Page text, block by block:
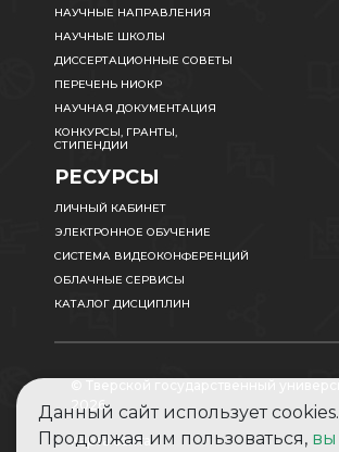
НАУЧНЫЕ НАПРАВЛЕНИЯ
НАУЧНЫЕ ШКОЛЫ
ДИССЕРТАЦИОННЫЕ СОВЕТЫ
ПЕРЕЧЕНЬ НИОКР
НАУЧНАЯ ДОКУМЕНТАЦИЯ
КОНКУРСЫ, ГРАНТЫ,
СТИПЕНДИИ
РЕСУРСЫ
ЛИЧНЫЙ КАБИНЕТ
ЭЛЕКТРОННОЕ ОБУЧЕНИЕ
СИСТЕМА ВИДЕОКОНФЕРЕНЦИЙ
ОБЛАЧНЫЕ СЕРВИСЫ
КАТАЛОГ ДИСЦИПЛИН
2026
Карта сайта
Данный сайт использует cookies.
Продолжая им пользоваться, вы